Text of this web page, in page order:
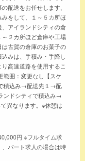
配送をお任せします。
をして、１～５カ所ほ
アイランドシティの倉
２カ所ほど倉庫や工場
古賀の倉庫のお菓子の
みは、手積み・手降し
高速道路を使用するこ
範囲：変更なし【スケ
積込み→配送先１→配
ドシティで積込み→
異なります。※休憩は
円 ※フルタイム求
パート求人の場合は時